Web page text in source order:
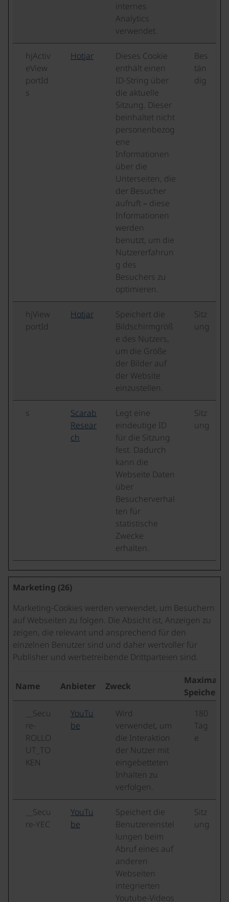
internes
Analytics
verwendet.
hjActiv
eView
portId
s
Hotjar
Dieses Cookie
enthält einen
ID-String über
die aktuelle
Sitzung. Dieser
beinhaltet nicht
personenbezog
ene
Informationen
über die
Unterseiten, die
der Besucher
aufruft – diese
Informationen
werden
benutzt, um die
Nutzererfahrun
g des
Besuchers zu
optimieren.
Bes
tän
dig
hjView
portId
Hotjar
Speichert die
Bildschirmgröß
e des Nutzers,
um die Größe
der Bilder auf
der Website
einzustellen.
Sitz
ung
s
Scarab
Resear
ch
Legt eine
eindeutige ID
für die Sitzung
fest. Dadurch
kann die
Webseite Daten
über
Besucherverhal
ten für
statistische
Zwecke
erhalten.
Sitz
ung
Marketing (26)
Marketing-Cookies werden verwendet, um Besuchern
auf Webseiten zu folgen. Die Absicht ist, Anzeigen zu
zeigen, die relevant und ansprechend für den
einzelnen Benutzer sind und daher wertvoller für
Publisher und werbetreibende Drittparteien sind.
Name Anbieter Zweck
Maximale
__Secu
re-
ROLLO
UT_TO
KEN
YouTu
be
Wird
verwendet, um
die Interaktion
der Nutzer mit
eingebetteten
Inhalten zu
verfolgen.
180
Tag
e
__Secu
re-YEC
YouTu
be
Speichert die
Benutzereinstel
lungen beim
Abruf eines auf
anderen
Webseiten
integrierten
Youtube-Videos
Sitz
ung